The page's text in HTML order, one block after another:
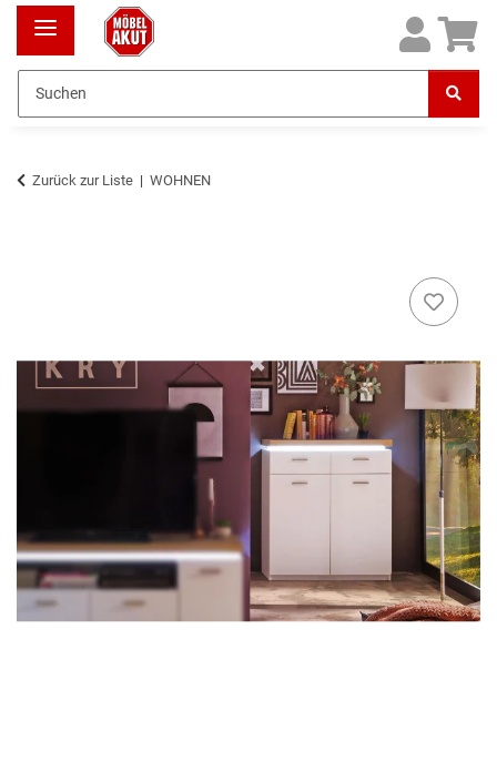
Zurück zur Liste WOHNEN